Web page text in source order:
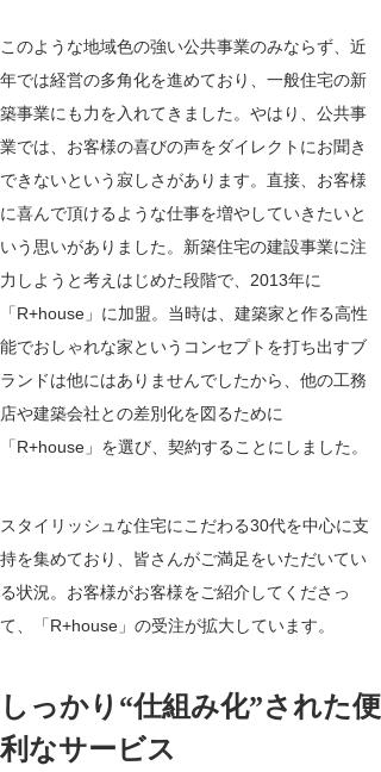
このような地域色の強い公共事業のみならず、近
年では経営の多角化を進めており、一般住宅の新
築事業にも力を入れてきました。やはり、公共事
業では、お客様の喜びの声をダイレクトにお聞き
できないという寂しさがあります。直接、お客様
に喜んで頂けるような仕事を増やしていきたいと
いう思いがありました。新築住宅の建設事業に注
力しようと考えはじめた段階で、 2013年に
「R+house 」に加盟。当時は、建築家と作る高性
能でおしゃれな家というコンセプトを打ち出すブ
ランドは他にはありませんでしたから、他の工務
店や建築会社との差別化を図るために
「R+house 」を選び、契約することにしました。
スタイリッシュな住宅にこだわる30代を中心に支
持を集めており、皆さんがご満足をいただいてい
る状況。お客様がお客様をご紹介してくださっ
て、「R+house 」の受注が拡大しています。
しっかり“仕組み化”された便
利なサービス